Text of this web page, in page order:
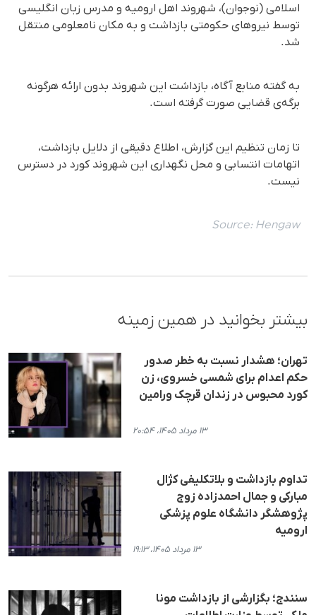
اسلامی (نوجوان)، شهروند اهل ارومیه و مدرس زبان انگلیسی
توسط نیروهای حکومتی بازداشت و به مکان نامعلومی منتقل
شد.
به گفته منابع آگاه، بازداشت این شهروند بدون ارائه هرگونه
برگه‌ی قضایی صورت گرفته است.
تا زمان تنظیم این گزارش، اطلاع دقیقی از دلایل بازداشت،
اتهامات انتسابی و محل نگهداری این شهروند کورد در دسترس
نیست.
Source: Hengaw
بیشتر بخوانید در همین زمینه
تهران؛ هشدار نسبت به خطر صدور
حکم اعدام برای شمسی خسروی، زن
کورد محبوس در زندان قرچک ورامین
۱۳ مرداد ۱۴۰۵، ۲۰:۵۴
تداوم بازداشت و بلاتکلیفی کژال
مبارکی و جمال احمدزاده زوج
پژوهشگر دانشگاه علوم پزشکی
ارومیه
۱۳ مرداد ۱۴۰۵، ۱۹:۱۳
سنندج؛ بگزارشی از بازداشت مونا